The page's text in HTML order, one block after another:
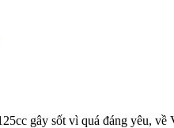
gây sốt vì quá đáng yêu,